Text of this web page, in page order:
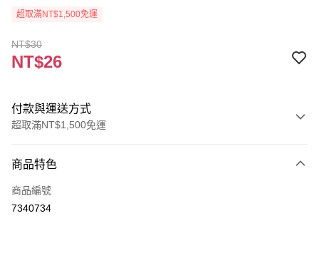
超取滿NT$1,500免運
NT$30
NT$26
付款與運送方式
超取滿NT$1,500免運
信用卡一次付款
超商取貨付款
商品特色
商品編號
7340734